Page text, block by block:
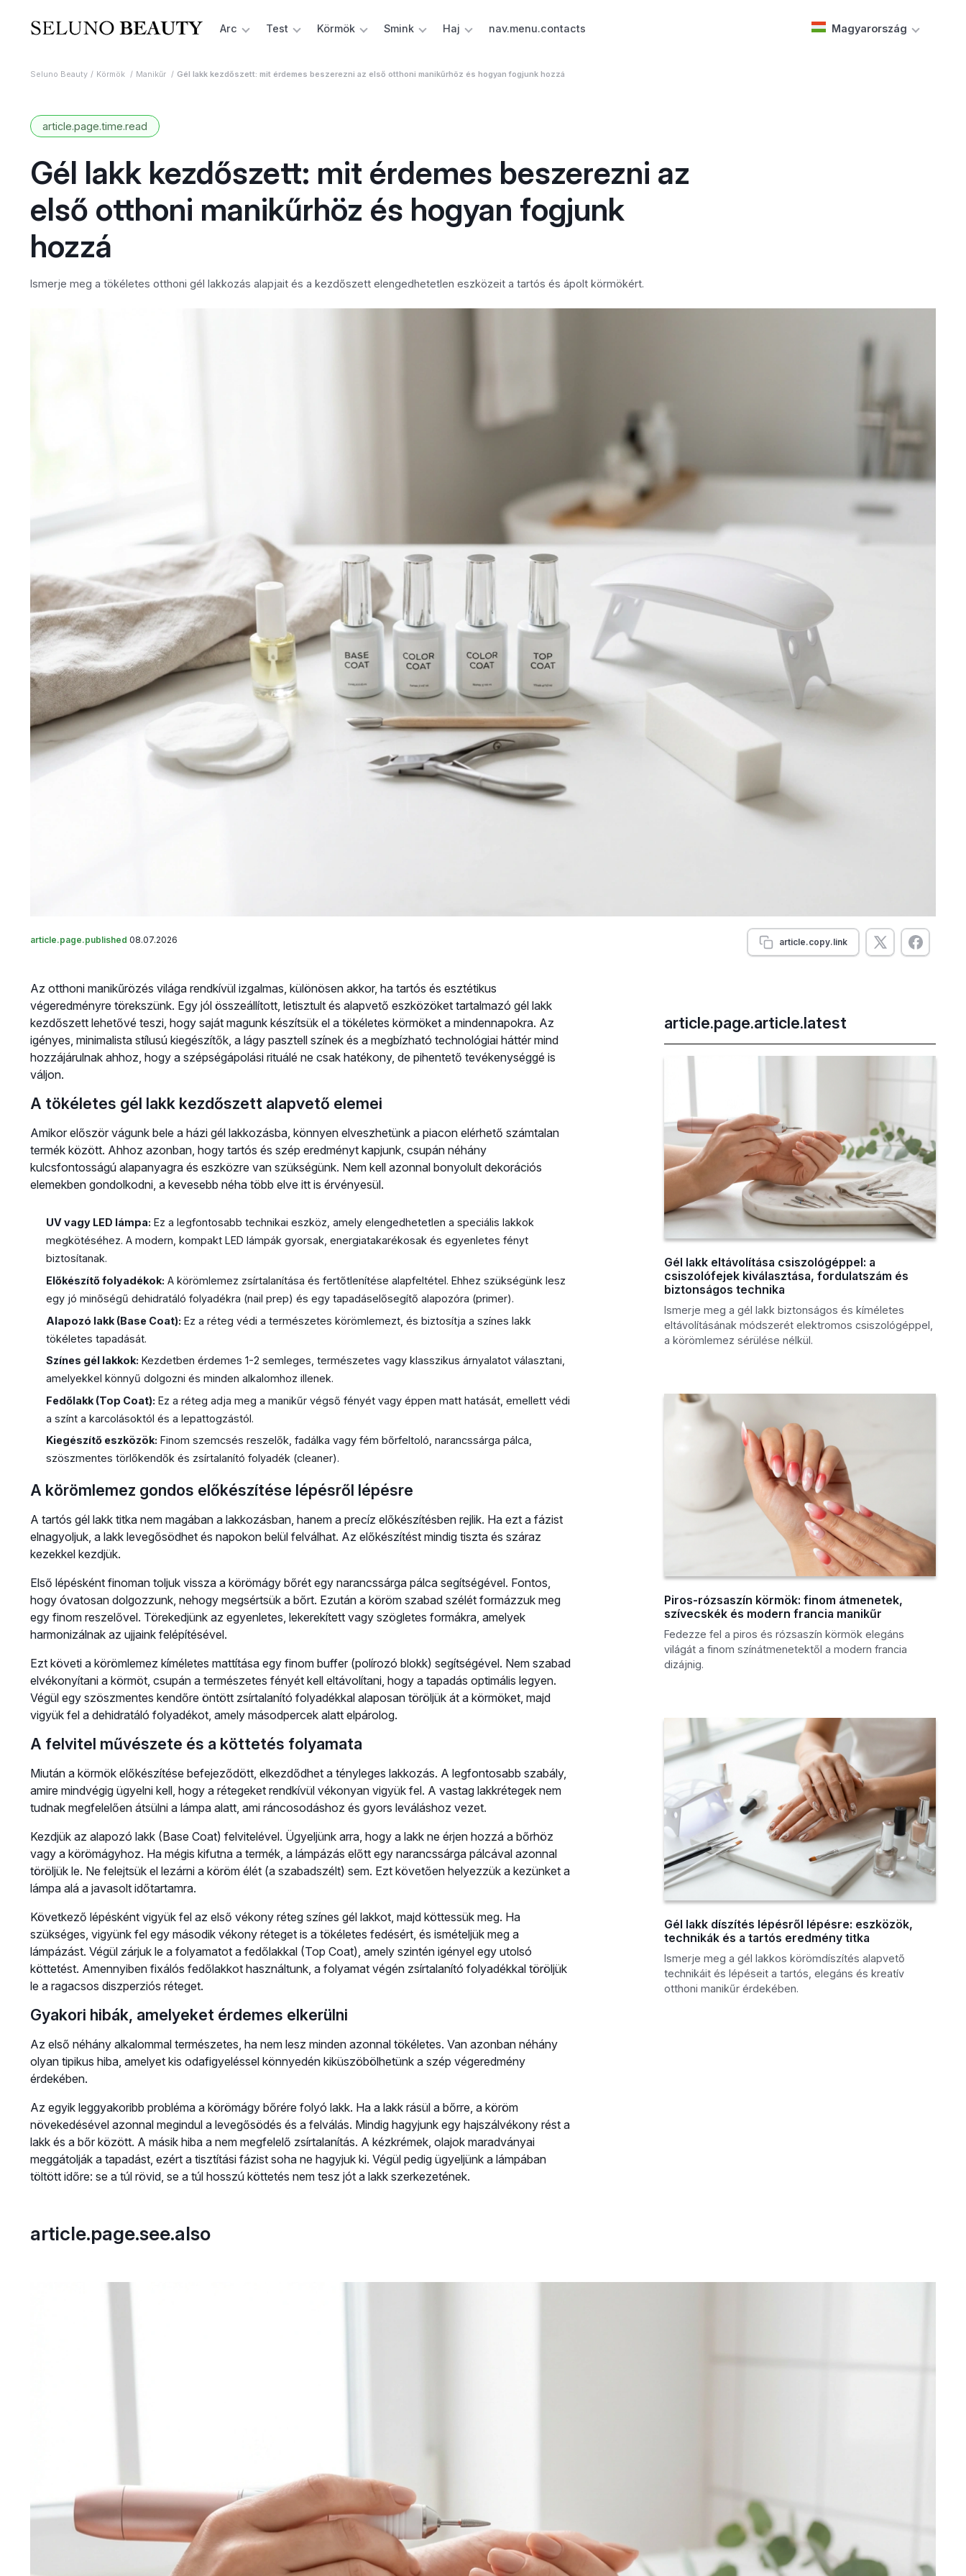
Arc Test Körmök Smink Haj nav.menu.contacts Magyarország
Seluno Beauty Körmök Manikűr Gél lakk kezdőszett: mit érdemes beszerezni az első otthoni manikűrhöz és hogyan fogjunk hozzá
article.page.time.read
Gél lakk kezdőszett: mit érdemes beszerezni az
első otthoni manikűrhöz és hogyan fogjunk
hozzá
Ismerje meg a tökéletes otthoni gél lakkozás alapjait és a kezdőszett elengedhetetlen eszközeit a tartós és ápolt körmökért.
article.page.published 08.07.2026 article.copy.link
Az otthoni manikűrözés világa rendkívül izgalmas, különösen akkor, ha tartós és esztétikus
végeredményre törekszünk. Egy jól összeállított, letisztult és alapvető eszközöket tartalmazó gél lakk
kezdőszett lehetővé teszi, hogy saját magunk készítsük el a tökéletes körmöket a mindennapokra. Az
igényes, minimalista stílusú kiegészítők, a lágy pasztell színek és a megbízható technológiai háttér mind
hozzájárulnak ahhoz, hogy a szépségápolási rituálé ne csak hatékony, de pihentető tevékenységgé is
váljon.
A tökéletes gél lakk kezdőszett alapvető elemei
Amikor először vágunk bele a házi gél lakkozásba, könnyen elveszhetünk a piacon elérhető számtalan
termék között. Ahhoz azonban, hogy tartós és szép eredményt kapjunk, csupán néhány
kulcsfontosságú alapanyagra és eszközre van szükségünk. Nem kell azonnal bonyolult dekorációs
elemekben gondolkodni, a kevesebb néha több elve itt is érvényesül.
UV vagy LED lámpa: Ez a legfontosabb technikai eszköz, amely elengedhetetlen a speciális lakkok
megkötéséhez. A modern, kompakt LED lámpák gyorsak, energiatakarékosak és egyenletes fényt
biztosítanak.
Előkészítő folyadékok: A körömlemez zsírtalanítása és fertőtlenítése alapfeltétel. Ehhez szükségünk lesz
egy jó minőségű dehidratáló folyadékra (nail prep) és egy tapadáselősegítő alapozóra (primer).
Alapozó lakk (Base Coat): Ez a réteg védi a természetes körömlemezt, és biztosítja a színes lakk
tökéletes tapadását.
Színes gél lakkok: Kezdetben érdemes 1-2 semleges, természetes vagy klasszikus árnyalatot választani,
amelyekkel könnyű dolgozni és minden alkalomhoz illenek.
Fedőlakk (Top Coat): Ez a réteg adja meg a manikűr végső fényét vagy éppen matt hatását, emellett védi
a színt a karcolásoktól és a lepattogzástól.
Kiegészítő eszközök: Finom szemcsés reszelők, fadálka vagy fém bőrfeltoló, narancssárga pálca,
szöszmentes törlőkendők és zsírtalanító folyadék (cleaner).
A körömlemez gondos előkészítése lépésről lépésre
A tartós gél lakk titka nem magában a lakkozásban, hanem a precíz előkészítésben rejlik. Ha ezt a fázist
elnagyoljuk, a lakk levegősödhet és napokon belül felválhat. Az előkészítést mindig tiszta és száraz
kezekkel kezdjük.
Első lépésként finoman toljuk vissza a körömágy bőrét egy narancssárga pálca segítségével. Fontos,
hogy óvatosan dolgozzunk, nehogy megsértsük a bőrt. Ezután a köröm szabad szélét formázzuk meg
egy finom reszelővel. Törekedjünk az egyenletes, lekerekített vagy szögletes formákra, amelyek
harmonizálnak az ujjaink felépítésével.
Ezt követi a körömlemez kíméletes mattítása egy finom buffer (polírozó blokk) segítségével. Nem szabad
elvékonyítani a körmöt, csupán a természetes fényét kell eltávolítani, hogy a tapadás optimális legyen.
Végül egy szöszmentes kendőre öntött zsírtalanító folyadékkal alaposan töröljük át a körmöket, majd
vigyük fel a dehidratáló folyadékot, amely másodpercek alatt elpárolog.
A felvitel művészete és a köttetés folyamata
Miután a körmök előkészítése befejeződött, elkezdődhet a tényleges lakkozás. A legfontosabb szabály,
amire mindvégig ügyelni kell, hogy a rétegeket rendkívül vékonyan vigyük fel. A vastag lakkrétegek nem
tudnak megfelelően átsülni a lámpa alatt, ami ráncosodáshoz és gyors leváláshoz vezet.
Kezdjük az alapozó lakk (Base Coat) felvitelével. Ügyeljünk arra, hogy a lakk ne érjen hozzá a bőrhöz
vagy a körömágyhoz. Ha mégis kifutna a termék, a lámpázás előtt egy narancssárga pálcával azonnal
töröljük le. Ne felejtsük el lezárni a köröm élét (a szabadszélt) sem. Ezt követően helyezzük a kezünket a
lámpa alá a javasolt időtartamra.
Következő lépésként vigyük fel az első vékony réteg színes gél lakkot, majd köttessük meg. Ha
szükséges, vigyünk fel egy második vékony réteget is a tökéletes fedésért, és ismételjük meg a
lámpázást. Végül zárjuk le a folyamatot a fedőlakkal (Top Coat), amely szintén igényel egy utolsó
köttetést. Amennyiben fixálós fedőlakkot használtunk, a folyamat végén zsírtalanító folyadékkal töröljük
le a ragacsos diszperziós réteget.
Gyakori hibák, amelyeket érdemes elkerülni
Az első néhány alkalommal természetes, ha nem lesz minden azonnal tökéletes. Van azonban néhány
olyan tipikus hiba, amelyet kis odafigyeléssel könnyedén kiküszöbölhetünk a szép végeredmény
érdekében.
Az egyik leggyakoribb probléma a körömágy bőrére folyó lakk. Ha a lakk rásül a bőrre, a köröm
növekedésével azonnal megindul a levegősödés és a felválás. Mindig hagyjunk egy hajszálvékony rést a
lakk és a bőr között. A másik hiba a nem megfelelő zsírtalanítás. A kézkrémek, olajok maradványai
meggátolják a tapadást, ezért a tisztítási fázist soha ne hagyjuk ki. Végül pedig ügyeljünk a lámpában
töltött időre: se a túl rövid, se a túl hosszú köttetés nem tesz jót a lakk szerkezetének.
article.page.article.latest
Gél lakk eltávolítása csiszológéppel: a
csiszolófejek kiválasztása, fordulatszám és
biztonságos technika
Ismerje meg a gél lakk biztonságos és kíméletes
eltávolításának módszerét elektromos csiszológéppel,
a körömlemez sérülése nélkül.
Piros-rózsaszín körmök: finom átmenetek,
szívecskék és modern francia manikűr
Fedezze fel a piros és rózsaszín körmök elegáns
világát a finom színátmenetektől a modern francia
dizájnig.
Gél lakk díszítés lépésről lépésre: eszközök,
technikák és a tartós eredmény titka
Ismerje meg a gél lakkos körömdíszítés alapvető
technikáit és lépéseit a tartós, elegáns és kreatív
otthoni manikűr érdekében.
article.page.see.also